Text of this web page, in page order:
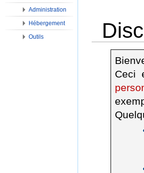
Ceci
Administration
Hébergement
Outils